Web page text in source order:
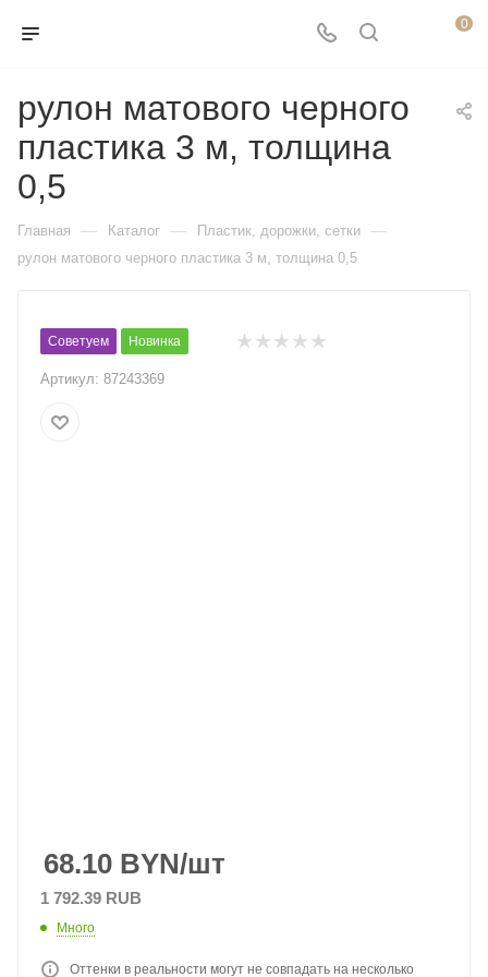
0
рулон матового черного
пластика 3 м, толщина
0,5
Главная — Каталог — Пластик, дорожки, сетки —
рулон матового черного пластика 3 м, толщина 0,5
Советуем Новинка
Артикул: 87243369
68.10 BYN/шт
1 792.39 RUB
Много
Оттенки в реальности могут не совпадать на несколько